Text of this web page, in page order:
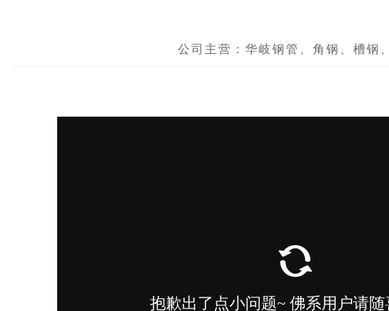
公司主营：华岐钢管、角钢、槽钢